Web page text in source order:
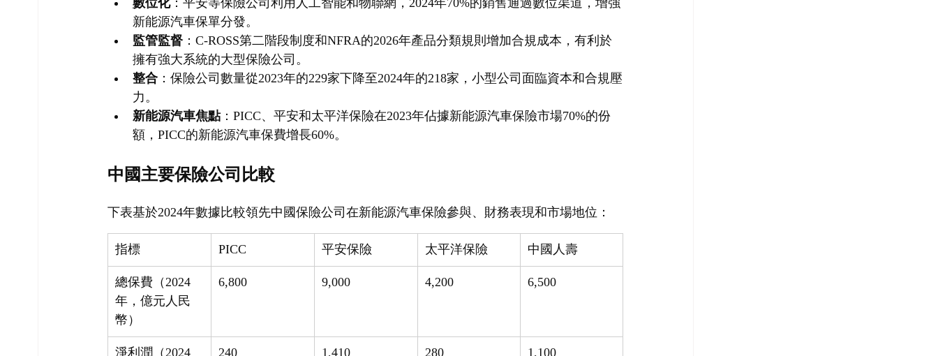
數位化：平安等保險公司利用人工智能和物聯網，2024年70%的銷售通過數位渠道，增強
新能源汽車保單分發。
監管監督：C-ROSS第二階段制度和NFRA的2026年產品分類規則增加合規成本，有利於
擁有強大系統的大型保險公司。
整合：保險公司數量從2023年的229家下降至2024年的218家，小型公司面臨資本和合規壓
力。
新能源汽車焦點：PICC、平安和太平洋保險在2023年佔據新能源汽車保險市場70%的份
額，PICC的新能源汽車保費增長60%。
中國主要保險公司比較
下表基於2024年數據比較領先中國保險公司在新能源汽車保險參與、財務表現和市場地位：
指標 PICC 平安保險 太平洋保險 中國人壽
總保費（2024
年，億元人民
幣）
6,800 9,000 4,200 6,500
淨利潤（2024 240 1,410 280 1,100